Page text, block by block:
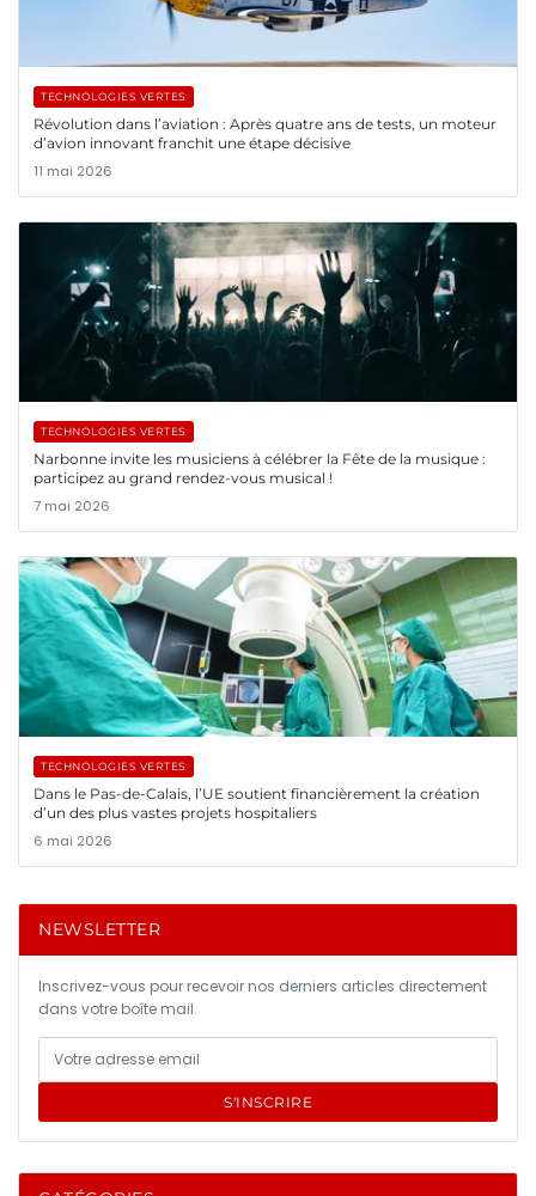
TECHNOLOGIES VERTES
Révolution dans l’aviation : Après quatre ans de tests, un moteur
d’avion innovant franchit une étape décisive
11 mai 2026
TECHNOLOGIES VERTES
Narbonne invite les musiciens à célébrer la Fête de la musique :
participez au grand rendez-vous musical !
7 mai 2026
TECHNOLOGIES VERTES
Dans le Pas-de-Calais, l’UE soutient financièrement la création
d’un des plus vastes projets hospitaliers
6 mai 2026
NEWSLETTER
Inscrivez-vous pour recevoir nos derniers articles directement
dans votre boîte mail.
S'INSCRIRE